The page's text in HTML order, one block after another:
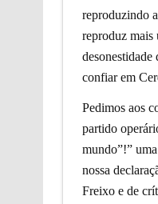
reproduzindo
reproduz mais
desonestidade
confiar em
Pedimos aos
partido
mundo”!”
nossa
Freixo e de